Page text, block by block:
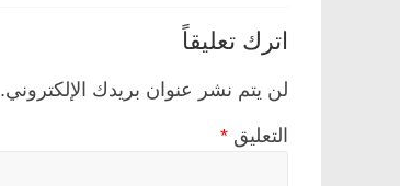
اترك تعليقاً
لن يتم نشر عنوان بريدك الإلكتروني.
التعليق *